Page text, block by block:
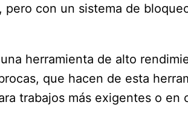
pero con un sistema de
herramienta de alto
que hacen de esta
trabajos más exigentes o en